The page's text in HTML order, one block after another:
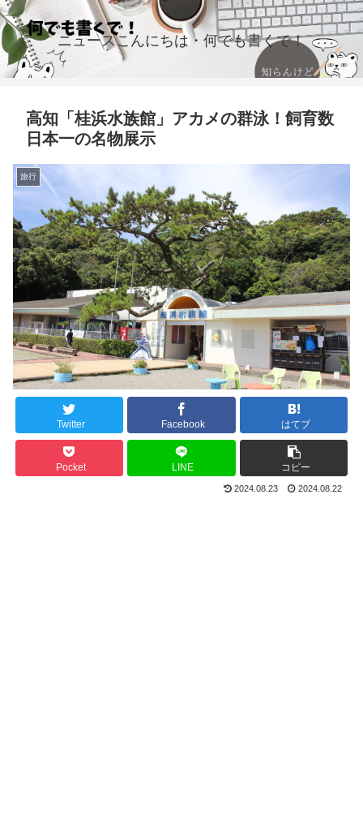
ニュースこんにちは・何でも書くで！
高知「桂浜水族館」アカメの群泳！飼育数
日本一の名物展示
旅行
Twitter Facebook はてブ
Pocket LINE コピー
2024.08.23 2024.08.22